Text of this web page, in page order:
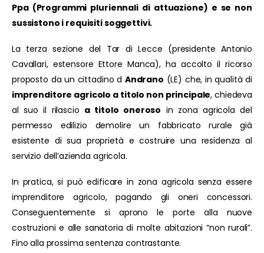
Ppa (Programmi pluriennali di attuazione) e se non
sussistono i requisiti soggettivi.
La terza sezione del Tar di Lecce (presidente Antonio
Cavallari, estensore Ettore Manca), ha accolto il ricorso
proposto da un cittadino d Andrano (LE) che, in qualità di
imprenditore agricolo a titolo non principale, chiedeva
al suo il rilascio a titolo oneroso in zona agricola del
permesso edilizio demolire un fabbricato rurale già
esistente di sua proprietà e costruire una residenza al
servizio dell’azienda agricola.
In pratica, si può edificare in zona agricola senza essere
imprenditore agricolo, pagando gli oneri concessori.
Conseguentemente si aprono le porte alla nuove
costruzioni e alle sanatoria di molte abitazioni “non rurali”.
Fino alla prossima sentenza contrastante.